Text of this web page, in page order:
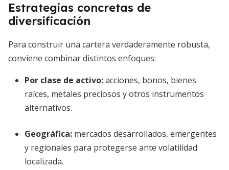
Estrategias concretas de
diversificación
Para construir una cartera verdaderamente robusta,
conviene combinar distintos enfoques:
Por clase de activo:acciones, bonos, bienes
raíces, metales preciosos y otros instrumentos
alternativos.
Geográfica: mercados desarrollados, emergentes
y regionales para protegerse ante volatilidad
localizada.